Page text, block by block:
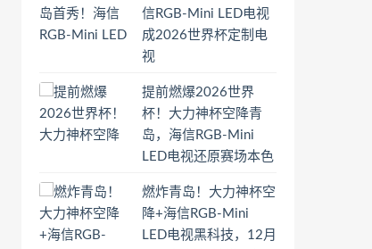
信RGB-Mini LED电视
成2026世界杯定制电
视
提前燃爆2026世界
杯！大力神杯空降青
岛，海信RGB-Mini
LED电视还原赛场本色
燃炸青岛！大力神杯空
降+海信RGB-Mini
LED电视黑科技，12月